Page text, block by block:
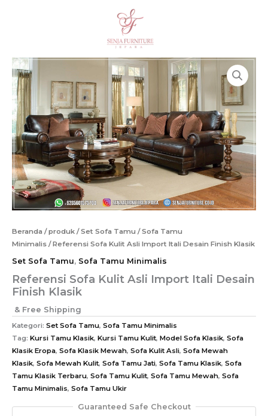
Beranda /produk /Set Sofa Tamu /Sofa Tamu
Minimalis / Referensi Sofa Kulit Asli Import Itali Desain Finish Klasik
Set Sofa Tamu, Sofa Tamu Minimalis
Referensi Sofa Kulit Asli Import Itali Desain
Finish Klasik
& Free Shipping
Kategori: Set Sofa Tamu, Sofa Tamu Minimalis
Tag: Kursi Tamu Klasik, Kursi Tamu Kulit, Model Sofa Klasik, Sofa
Klasik Eropa, Sofa Klasik Mewah, Sofa Kulit Asli, Sofa Mewah
Klasik, Sofa Mewah Kulit, Sofa Tamu Jati, Sofa Tamu Klasik, Sofa
Tamu Klasik Terbaru, Sofa Tamu Kulit, Sofa Tamu Mewah, Sofa
Tamu Minimalis, Sofa Tamu Ukir
Guaranteed Safe Checkout